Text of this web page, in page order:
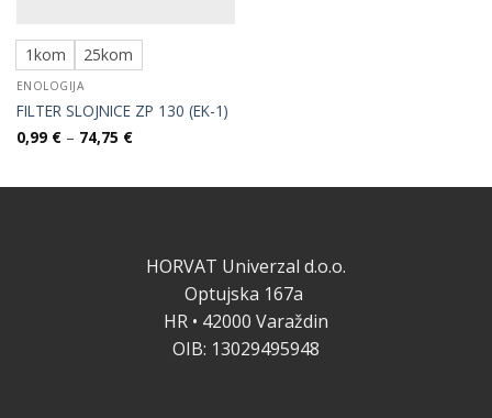
1kom 25kom
ENOLOGIJA
FILTER SLOJNICE ZP 130 (EK-1)
0,99 € – 74,75 €Raspon
cijena:
do
HORVAT Univerzal d.o.o.
Optujska 167a
HR • 42000 Varaždin
OIB: 13029495948